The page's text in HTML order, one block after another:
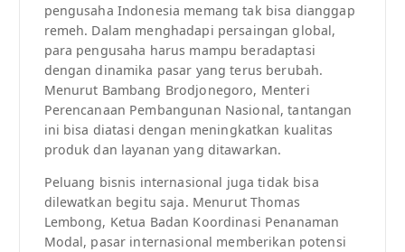
pengusaha Indonesia memang tak bisa dianggap
remeh. Dalam menghadapi persaingan global,
para pengusaha harus mampu beradaptasi
dengan dinamika pasar yang terus berubah.
Menurut Bambang Brodjonegoro, Menteri
Perencanaan Pembangunan Nasional, tantangan
ini bisa diatasi dengan meningkatkan kualitas
produk dan layanan yang ditawarkan.
Peluang bisnis internasional juga tidak bisa
dilewatkan begitu saja. Menurut Thomas
Lembong, Ketua Badan Koordinasi Penanaman
Modal, pasar internasional memberikan potensi